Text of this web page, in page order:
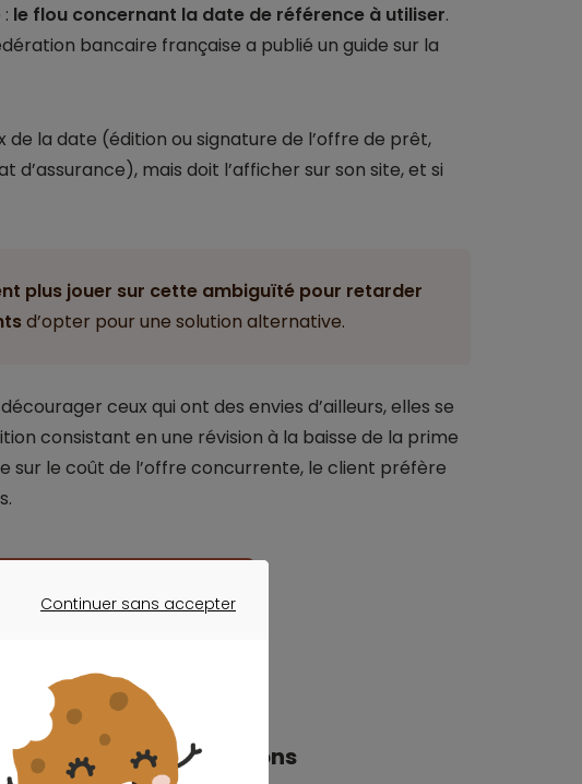
le flou concernant la date de référence à utiliser.
bancaire française a publié un guide sur la
de la date (édition ou signature de l’offre de prêt,
d’assurance), mais doit l’afficher sur son site, et si
plus jouer sur cette ambiguïté pour retarder
d’opter pour une solution alternative.
ceux qui ont des envies d’ailleurs, elles se
consistant en une révision à la baisse de la prime
sur le coût de l’offre concurrente, le client préfère
aux prévisions
Continuer sans accepter